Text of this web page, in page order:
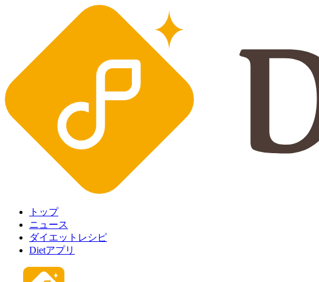
トップ
ニュース
ダイエットレシピ
Dietアプリ